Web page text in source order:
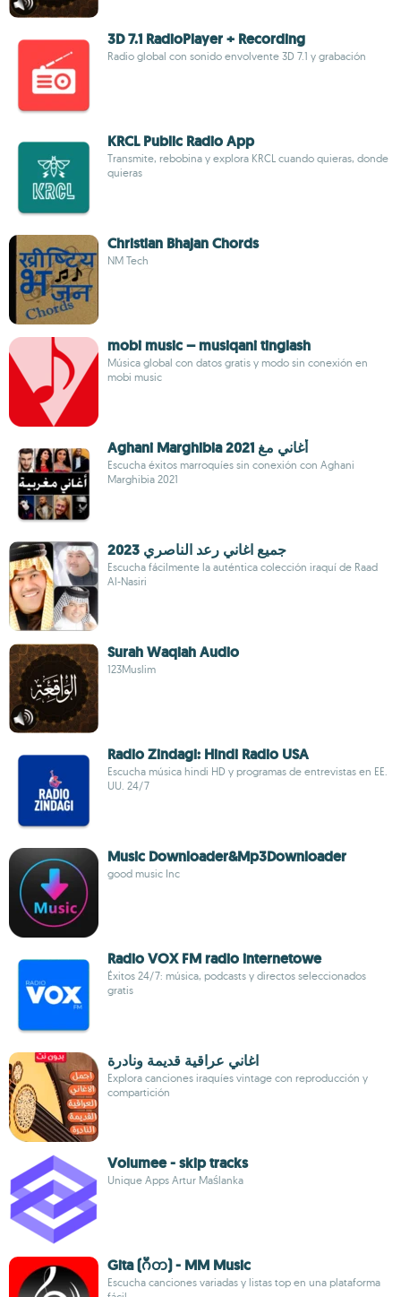
3D 7.1 RadioPlayer + Recording
Radio global con sonido envolvente 3D 7.1 y grabación
KRCL Public Radio App
Transmite, rebobina y explora KRCL cuando quieras, donde
quieras
Christian Bhajan Chords
NM Tech
mobi music – musiqani tinglash
Música global con datos gratis y modo sin conexión en
mobi music
Aghani Marghibia 2021 أغاني مغ
Escucha éxitos marroquíes sin conexión con Aghani
Marghibia 2021
جميع اغاني رعد الناصري 2023
Escucha fácilmente la auténtica colección iraquí de Raad
Al-Nasiri
Surah Waqiah Audio
123Muslim
Radio Zindagi: Hindi Radio USA
Escucha música hindi HD y programas de entrevistas en EE.
UU. 24/7
Music Downloader&Mp3Downloader
good music Inc
Radio VOX FM radio internetowe
Éxitos 24/7: música, podcasts y directos seleccionados
gratis
اغاني عراقية قديمة ونادرة
Explora canciones iraquíes vintage con reproducción y
compartición
Volumee - skip tracks
Unique Apps Artur Maślanka
Gita (ဂီတ) - MM Music
Escucha canciones variadas y listas top en una plataforma